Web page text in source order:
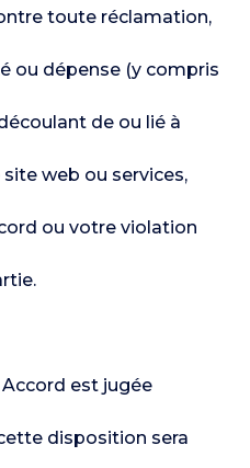
toute réclamation,
ou dépense (y compris
de ou lié à
web ou services,
ou votre violation
est jugée
disposition sera